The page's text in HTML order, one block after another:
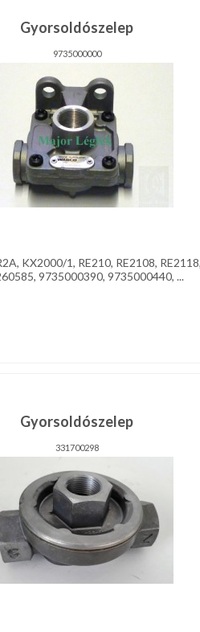
Gyorsoldószelep
9735000000
KX2000/1, RE210, RE2108,
9735000390, 9735000440, ...
Gyorsoldószelep
331700298